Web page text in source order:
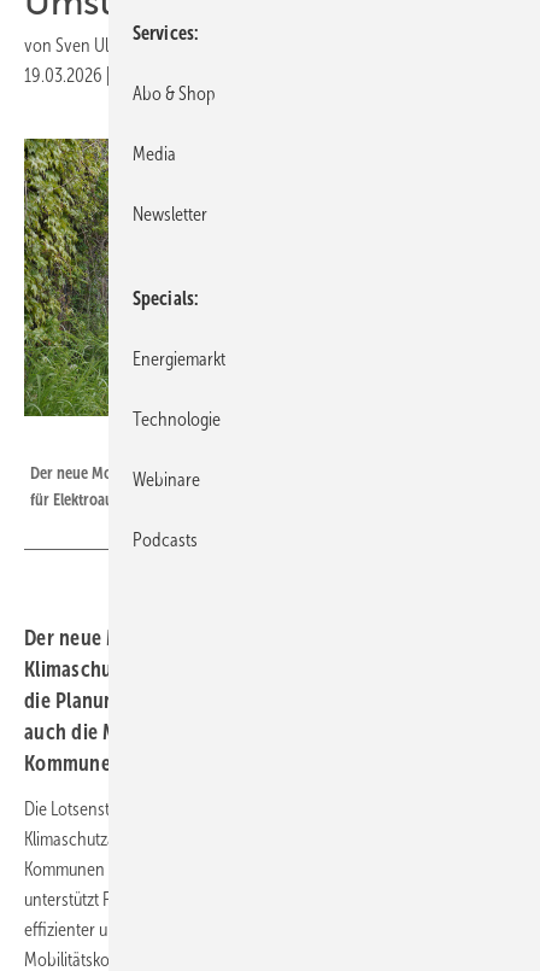
von Sven Ullrich
19.03.2026
Der neue Mobilitätskompass unterstützt die Planung der Ladeinfrastruktur
für Elektroautos.
Der neue Mobilitätskompass der Energie- und
Klimaschutzagentur Rheinland-Pfalz bietet ein Tool für
die Planung der Ladeinfrastruktur. Es berücksichtigt
auch die Mobilitätsstruktur des Unternehmens oder der
Kommune.
Die Lotsenstelle für alternative Antriebe der Energie- und
Klimaschutzagentur Rheinland-Pfalz hat einen Mobilitätskompass für
Kommunen und Unternehmen erstellt. Diese Online-Plattform
unterstützt Fuhrparkmanager:innen und Interessierte dabei, Mobilität
effizienter und klimafreundlicher zu denken und zu planen. Der
Mobilitätskompass steht neben Rheinland-Pfalz noch in vier weiteren
Services
Abo & Shop
Media
Newsletter
Specials
Energiemarkt
Technologie
Webinare
Podcasts